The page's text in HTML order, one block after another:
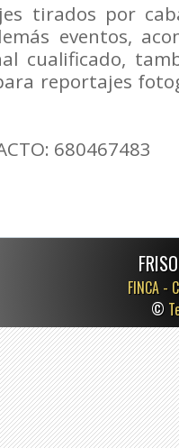
tirados por
eventos,
cualificado,
reportajes
680467483
FINCA -
©